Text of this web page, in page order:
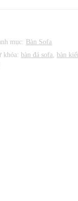
mục: Bàn Sofa
khóa:bàn đá sofa,bàn